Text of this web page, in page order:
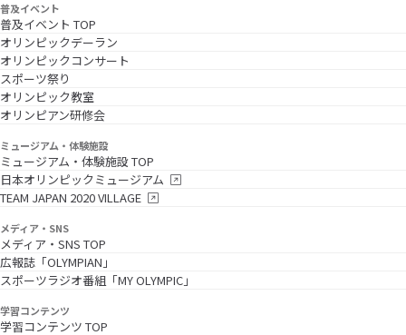
普及イベント
普及イベント TOP
オリンピックデーラン
オリンピックコンサート
スポーツ祭り
オリンピック教室
オリンピアン研修会
ミュージアム・体験施設
ミュージアム・体験施設 TOP
日本オリンピックミュージアム
TEAM JAPAN 2020 VILLAGE
メディア・SNS
メディア・SNS TOP
広報誌「OLYMPIAN」
スポーツラジオ番組「MY OLYMPIC」
学習コンテンツ
学習コンテンツ TOP